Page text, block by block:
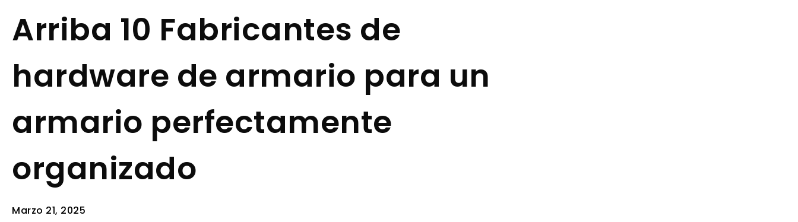
Arriba 10 Fabricantes de
hardware de armario para un
armario perfectamente
organizado
Marzo 21, 2025